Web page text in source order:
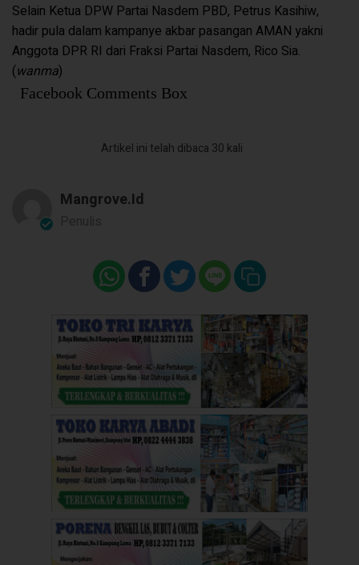
Selain Ketua DPW Partai Nasdem PBD, Petrus Kasihiw,
hadir pula dalam kampanye akbar pasangan AMAN yakni
Anggota DPR RI dari Fraksi Partai Nasdem, Rico Sia.
(wanma)
Facebook Comments Box
Artikel ini telah dibaca 30 kali
Mangrove.id